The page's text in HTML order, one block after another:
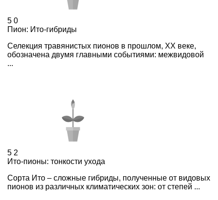
5 0
Пион: Ито-гибриды
Селекция травянистых пионов в прошлом, XX веке,
обозначена двумя главными событиями: межвидовой
...
5 2
Ито-пионы: тонкости ухода
Сорта Ито – сложные гибриды, полученные от видовых
пионов из различных климатических зон: от степей ...